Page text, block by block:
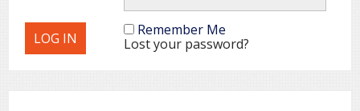
Remember Me
Lost your password?